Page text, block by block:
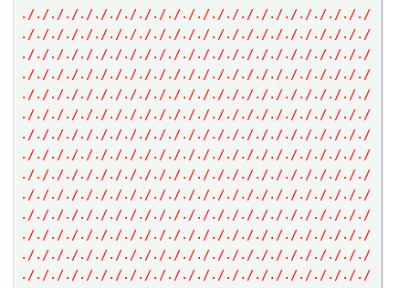
././././././././././././././././././././././././
././././././././././././././././././././././././
././././././././././././././././././././././././
././././././././././././././././././././././././
././././././././././././././././././././././././
././././././././././././././././././././././././
././././././././././././././././././././././././
././././././././././././././././././././././././
././././././././././././././././././././././././
././././././././././././././././././././././././
././././././././././././././././././././././././
././././././././././././././././././././././././
././././././././././././././././././././././././
././././././././././././././././././././././././